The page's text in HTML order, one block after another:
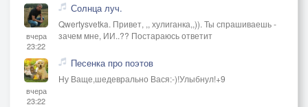
вчера
23:22
Солнца луч.
Qwertysvetka. Привет, ,, хулиганка,,)). Ты спрашиваешь -
зачем мне, ИИ..?? Постараюсь ответит
вчера
23:22
Песенка про поэтов
Ну Ваще,шедеврально Вася:-)!Улыбнул!+9